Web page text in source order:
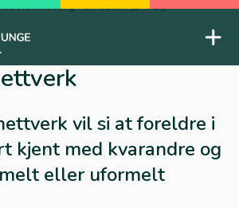
og unge
-Småbarn (2-6 år)-
vil si at foreldre i
kjent med kvarandre og
eller uformelt